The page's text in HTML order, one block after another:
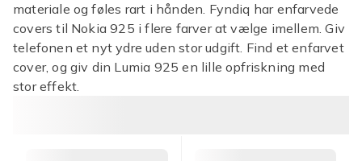
materiale og føles rart i hånden. Fyndiq har enfarvede
covers til Nokia 925 i flere farver at vælge imellem. Giv
telefonen et nyt ydre uden stor udgift. Find et enfarvet
cover, og giv din Lumia 925 en lille opfriskning med
stor effekt.